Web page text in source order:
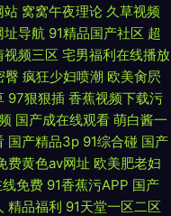
站 窝窝午夜理论 久草视频
址导航 91精品国产社区 超
视频三区 宅男福利在线播放
臀 疯狂少妇喷潮 欧美肏屄
97狠狠插 香蕉视频下载污
国产成在线观看 萌白酱一
国产精品3p 91综合碰 国产
费黄色av网址 欧美肥老妇
免费 91香蕉污APP 国产
精品福利 91天堂一区二区